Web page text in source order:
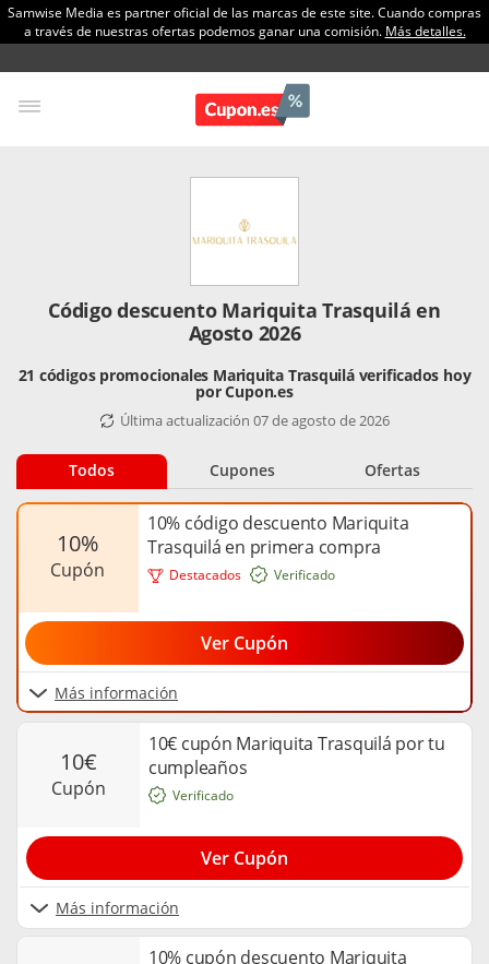
Samwise Media es partner oficial de las marcas de este site. Cuando compras
a través de nuestras ofertas podemos ganar una comisión. Más detalles.
Código descuento Mariquita Trasquilá en
Agosto 2026
21 códigos promocionales Mariquita Trasquilá verificados hoy
por Cupon.es
Última actualización 07 de agosto de 2026
Todos Cupones Ofertas
Destacados
10%
cupón
10% código descuento Mariquita
Trasquilá en primera compra
Más información
Verificado
Ver Cupón
10€
cupón
10€ cupón Mariquita Trasquilá por tu
cumpleaños
Más información
Verificado
Ver Cupón
10% cupón descuento Mariquita